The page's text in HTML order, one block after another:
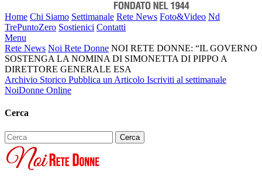
Home Chi Siamo Settimanale Rete News Foto&Video Nd
TrePuntoZero Sostienici Contatti
Menu
Rete News Noi Rete Donne NOI RETE DONNE: “IL GOVERNO
SOSTENGA LA NOMINA DI SIMONETTA DI PIPPO A
DIRETTORE GENERALE ESA
Archivio Storico Pubblica un Articolo Iscriviti al settimanale
NoiDonne Online
Cerca